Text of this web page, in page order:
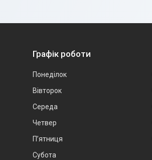
Графік роботи
Понеділок
Вівторок
Середа
Четвер
Пʼятниця
Субота